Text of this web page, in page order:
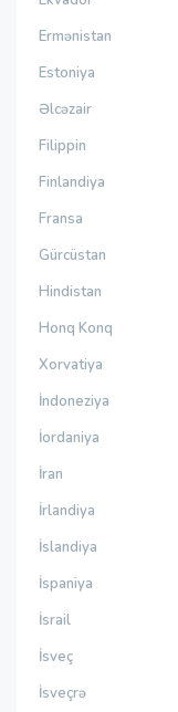
Ermənistan
Estoniya
Əlcəzair
Filippin
Finlandiya
Fransa
Gürcüstan
Hindistan
Honq Konq
Xorvatiya
İndoneziya
İordaniya
İran
İrlandiya
İslandiya
İspaniya
İsrail
İsveç
İsveçrə